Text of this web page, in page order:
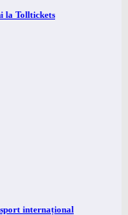
la Tolltickets
internațional